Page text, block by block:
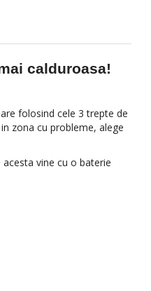
calduroasa!
folosind cele 3 trepte de
zona cu probleme, alege
vine cu o baterie